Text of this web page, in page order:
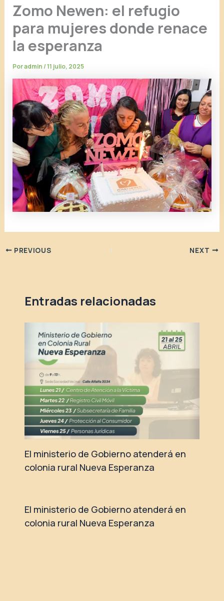
Zomo Newen: el refugio
para mujeres donde renace
la esperanza
Poradmin/11 julio, 2025
PREVIOUS NEXT
Entradas relacionadas
El ministerio de Gobierno atenderá en
colonia rural Nueva Esperanza
El ministerio de Gobierno atenderá en
colonia rural Nueva Esperanza